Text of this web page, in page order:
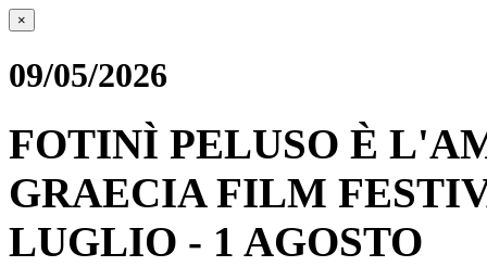
×
09/05/2026
FOTINÌ PELUSO È
GRAECIA FILM
LUGLIO - 1 AGOSTO